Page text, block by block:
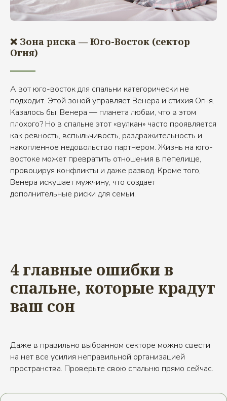
❌ Зона риска — Юго-Восток (сектор
Огня)
А вот юго-восток для спальни категорически не
подходит. Этой зоной управляет Венера и стихия Огня.
Казалось бы, Венера — планета любви, что в этом
плохого? Но в спальне этот «вулкан» часто проявляется
как ревность, вспыльчивость, раздражительность и
накопленное недовольство партнером. Жизнь на юго-
востоке может превратить отношения в пепелище,
провоцируя конфликты и даже развод. Кроме того,
Венера искушает мужчину, что создает
дополнительные риски для семьи.
4 главные ошибки в
спальне, которые крадут
ваш сон
Даже в правильно выбранном секторе можно свести
на нет все усилия неправильной организацией
пространства. Проверьте свою спальню прямо сейчас.